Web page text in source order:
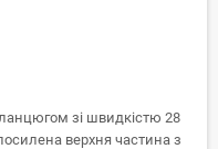
ланцюгом зі швидкістю 28
верхня частина з